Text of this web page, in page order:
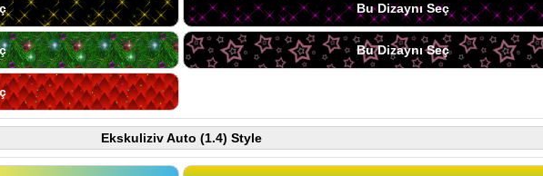
Bu Dizaynı Seç
Bu Dizaynı Seç
Ekskuliziv Auto (1.4) Style